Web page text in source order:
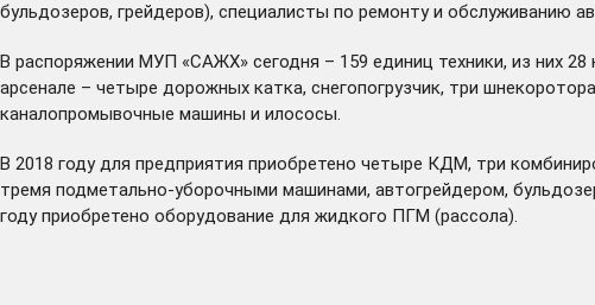
бульдозеров, грейдеров), специалисты по ремонту и обслуживанию
В распоряжении МУП «САЖХ» сегодня – 159 единиц техники, из них
арсенале – четыре дорожных катка, снегопогрузчик, три
каналопромывочные машины и илососы.
В 2018 году для предприятия приобретено четыре КДМ, три
тремя подметально-уборочными машинами, автогрейдером,
году приобретено оборудование для жидкого ПГМ (рассола).